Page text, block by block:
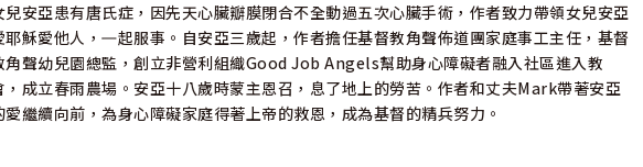
兒安亞患有唐氏症，因先天心臟瓣膜閉合不全動過五次心臟手術，作者致力帶領女兒安亞
耶穌愛他人，㇐起服事。自安亞三歲起，作者擔任基督教角聲佈道團家庭事工主任，基督
角聲幼兒園總監，創立非營利組織Good Job Angels幫助身心障礙者融入社區進入教
，成立春雨農場。安亞十八歲時蒙主恩召，息了地上的勞苦。作者和丈夫Mark帶著安亞
愛繼續向前，為身心障礙家庭得著上帝的救恩，成為基督的精兵努力。